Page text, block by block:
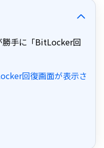
手に「BitLocker回
回復画面が表示さ